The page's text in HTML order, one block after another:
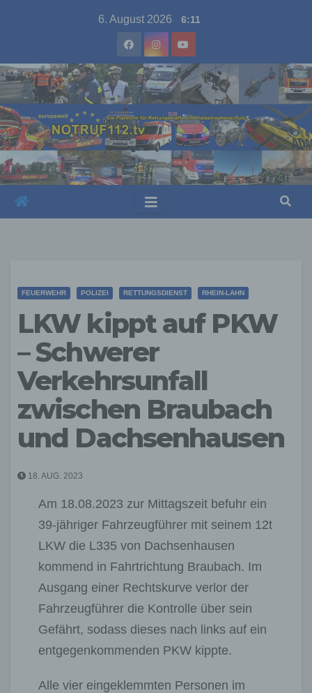
6. August 2026 6:11
FEUERWEHR POLIZEI RETTUNGSDIENST RHEIN-LAHN
LKW kippt auf PKW
– Schwerer
Verkehrsunfall
zwischen Braubach
und Dachsenhausen
18. AUG. 2023
Am 18.08.2023 zur Mittagszeit befuhr ein
39-jähriger Fahrzeugführer mit seinem 12t
LKW die L335 von Dachsenhausen
kommend in Fahrtrichtung Braubach. Im
Ausgang einer Rechtskurve verlor der
Fahrzeugführer die Kontrolle über sein
Gefährt, sodass dieses nach links auf ein
entgegenkommenden PKW kippte.
Alle vier eingeklemmten Personen im